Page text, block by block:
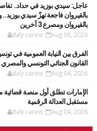
عاجل: سيدي بوزيد في حداد..
بالقيروان فاجعة تهزّ سيدي بوزيد..
بالقيروان ومصرع 3 آخرين
daly carino Aug 06, 2026
الفرق بين النيابة العمومية في
القانون الجنائي التونسي
daly carino Aug 04, 2026
الإمارات تطلق أول منصة قضائية
مستقبل العدالة الرقمية
daly carino Aug 04, 2026